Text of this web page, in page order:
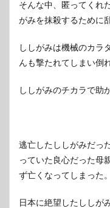
そんな中、匿ってくれ
がみを抹殺するために
ししがみは機械のカラ
んも撃たれてしまい倒
ししがみのチカラで助
逃亡したししがみだっ
っていた良心だった母
ず亡くなってしまった。
日本に絶望したししが